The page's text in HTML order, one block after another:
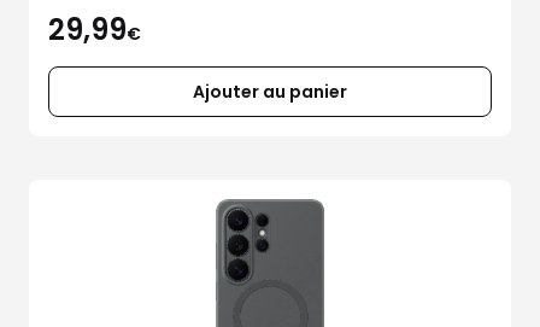
29,99€
Ajouter au panier